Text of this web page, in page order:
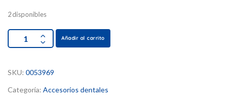
2 disponibles
Añadir al carrito
SKU: 0053969
Categoría: Accesorios dentales